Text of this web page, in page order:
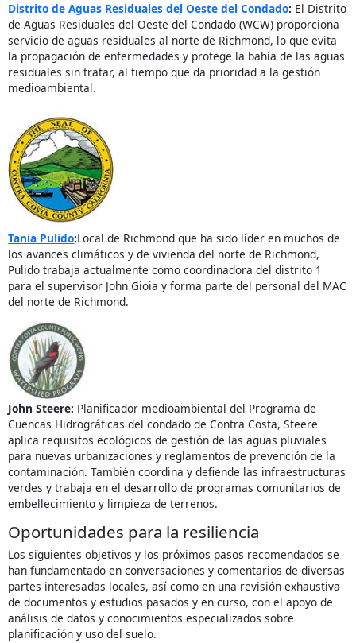
Distrito de Aguas Residuales del Oeste del Condado: El Distrito
de Aguas Residuales del Oeste del Condado (WCW) proporciona
servicio de aguas residuales al norte de Richmond, lo que evita
la propagación de enfermedades y protege la bahía de las aguas
residuales sin tratar, al tiempo que da prioridad a la gestión
medioambiental.
Tania Pulido:Local de Richmond que ha sido líder en muchos de
los avances climáticos y de vivienda del norte de Richmond,
Pulido trabaja actualmente como coordinadora del distrito 1
para el supervisor John Gioia y forma parte del personal del MAC
del norte de Richmond.
John Steere: Planificador medioambiental del Programa de
Cuencas Hidrográficas del condado de Contra Costa, Steere
aplica requisitos ecológicos de gestión de las aguas pluviales
para nuevas urbanizaciones y reglamentos de prevención de la
contaminación. También coordina y defiende las infraestructuras
verdes y trabaja en el desarrollo de programas comunitarios de
embellecimiento y limpieza de terrenos.
Oportunidades para la resiliencia
Los siguientes objetivos y los próximos pasos recomendados se
han fundamentado en conversaciones y comentarios de diversas
partes interesadas locales, así como en una revisión exhaustiva
de documentos y estudios pasados y en curso, con el apoyo de
análisis de datos y conocimientos especializados sobre
planificación y uso del suelo.